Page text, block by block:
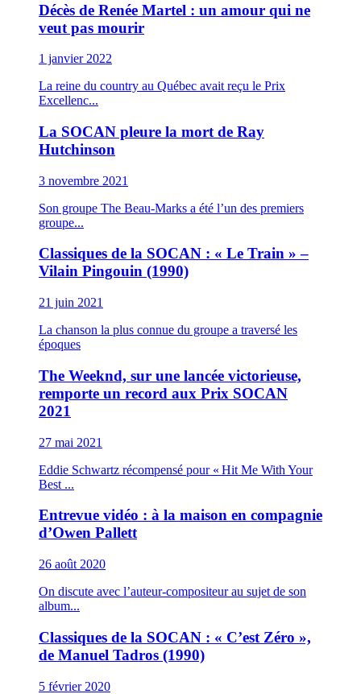
Décès de Renée Martel : un amour qui ne
veut pas mourir
1 janvier 2022
La reine du country au Québec avait reçu le Prix
Excellenc...
La SOCAN pleure la mort de Ray
Hutchinson
3 novembre 2021
Son groupe The Beau-Marks a été l’un des premiers
groupe...
Classiques de la SOCAN : « Le Train » –
Vilain Pingouin (1990)
21 juin 2021
La chanson la plus connue du groupe a traversé les
époques
The Weeknd, sur une lancée victorieuse,
remporte un record aux Prix SOCAN
2021
27 mai 2021
Eddie Schwartz récompensé pour « Hit Me With Your
Best ...
Entrevue vidéo : à la maison en compagnie
d’Owen Pallett
26 août 2020
On discute avec l’auteur-compositeur au sujet de son
album...
Classiques de la SOCAN : « C’est Zéro »,
de Manuel Tadros (1990)
5 février 2020